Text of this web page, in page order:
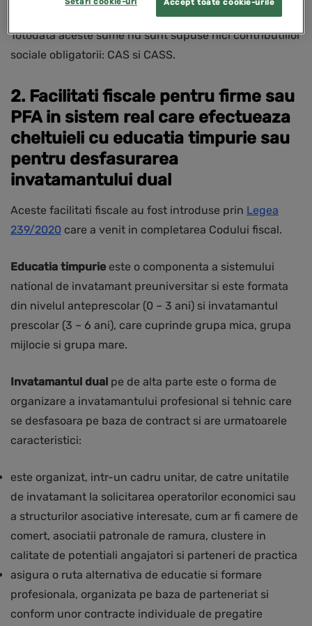
parintii nu pot beneficia de aceste sume)
Totodata aceste sume nu sunt supuse nici contributiilor
sociale obligatorii: CAS si CASS.
2. Facilitati fiscale pentru firme sau
PFA in sistem real care efectueaza
cheltuieli cu educatia timpurie sau
pentru desfasurarea
invatamantului dual
Aceste facilitati fiscale au fost introduse prin Legea
239/2020 care a venit in completarea Codului fiscal.
Educatia timpurieeste o componenta a sistemului
national de invatamant preuniversitar si este formata
din nivelul anteprescolar (0 – 3 ani) si invatamantul
prescolar (3 – 6 ani), care cuprinde grupa mica, grupa
mijlocie si grupa mare.
Invatamantul dual pe de alta parte este o forma de
organizare a invatamantului profesional si tehnic care
se desfasoara pe baza de contract si are urmatoarele
caracteristici:
este organizat, intr-un cadru unitar, de catre unitatile
de invatamant la solicitarea operatorilor economici sau
a structurilor asociative interesate, cum ar fi camere de
comert, asociatii patronale de ramura, clustere in
calitate de potentiali angajatori si parteneri de practica
asigura o ruta alternativa de educatie si formare
profesionala, organizata pe baza de parteneriat si
conform unor contracte individuale de pregatire
Accept toate cookie-urile